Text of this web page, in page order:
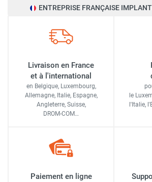
ENTREPRISE FRANÇAISE
Livraison en France
et à l'international
en Belgique, Luxembourg,
Allemagne, Italie, Espagne,
Angleterre, Suisse,
DROM-COM…
le
l'Italie,
Paiement en ligne